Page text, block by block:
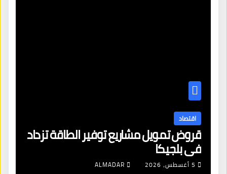
اقتصاد
قروض تمويل مشاريع توفير الطاقة تزداد
في بلجيكا
5 أغسطس، 2026 ALMADAR